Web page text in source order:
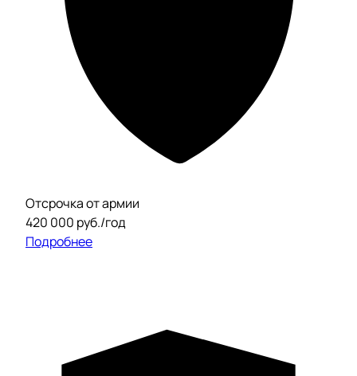
Отсрочка от армии
420 000 руб./год
Подробнее